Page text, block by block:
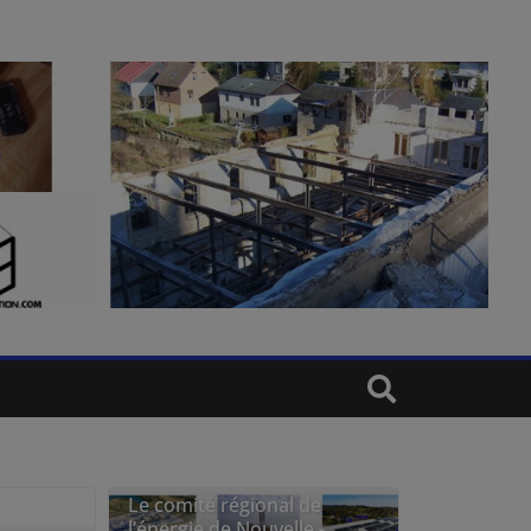
Le comité régional de